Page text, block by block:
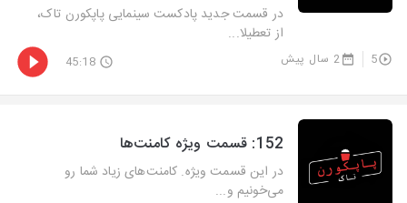
در قسمت جدید پادکست سینمایی پاپکورن تاک،
از تعطیلا...
5 2 سال پیش 45:18
‫152: قسمت ویژه کامنت‌ها
در این قسمت ویژه. کامنت‌های زیاد شما رو
می‌خونیم و...